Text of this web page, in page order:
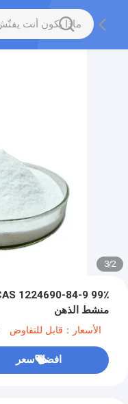
2
/
3
منشط الذهن
الأسعار：قابل للتفاوض
افضل سعر